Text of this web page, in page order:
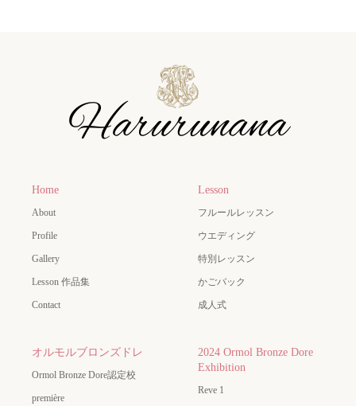
Home
About
Profile
Gallery
Lesson 作品集
Contact
Lesson
フルールレッスン
ウエディング
特別レッスン
かごバック
成人式
オルモルブロンズドレ
Ormol Bronze Dore認定校
première
2024 Ormol Bronze Dore
Exhibition
Reve 1